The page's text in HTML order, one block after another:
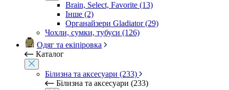
Brain, Select, Favorite (13)
Інше (2)
Органайзери Gladiator (29)
Чохли, сумки, тубуси (126)
Одяг та екіпіровка
Каталог
Білизна та аксесуари (233)
Білизна та аксесуари (233)